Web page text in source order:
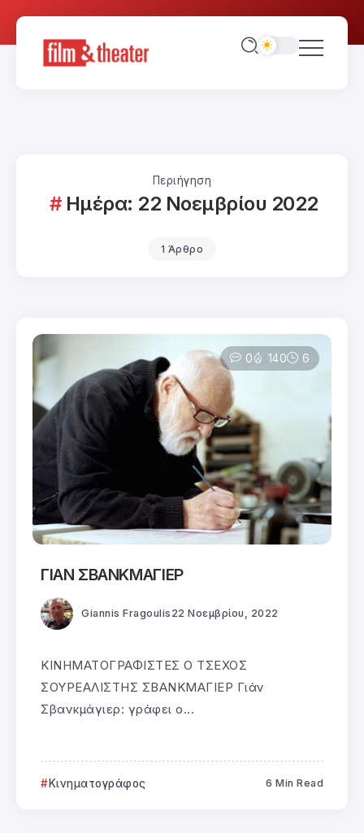
Περιήγηση
Ημέρα: 22 Νοεμβρίου 2022
1 Άρθρο
0 140 6
ΓΙΑΝ ΣΒΑΝΚΜΑΓΙΕΡ
Giannis Fragoulis 22 Νοεμβρίου, 2022
ΚΙΝΗΜΑΤΟΓΡΑΦΙΣΤΕΣ Ο ΤΣΕΧΟΣ
ΣΟΥΡΕΑΛΙΣΤΗΣ ΣΒΑΝΚΜΑΓΙΕΡ Γιάν
Σβανκμάγιερ: γράφει ο...
Κινηματογράφος 6 Min Read